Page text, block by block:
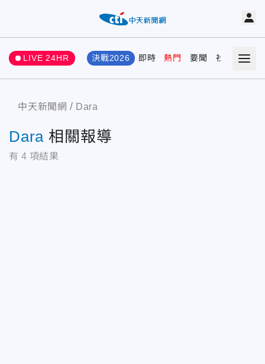
LIVE 24HR 決戰2026 即時 熱門 要聞 社會 娛樂
中天新聞網 Dara
Dara 相關報導
有 4 項結果